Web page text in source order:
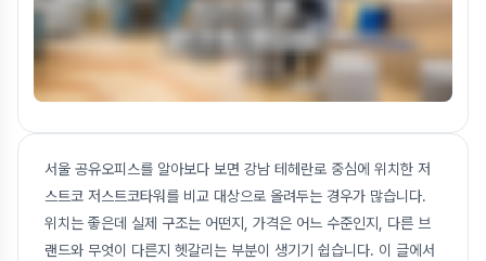
서울 공유오피스를 알아보다 보면 강남 테헤란로 중심에 위치한 저
스트코 저스트코타워를 비교 대상으로 올려두는 경우가 많습니다.
위치는 좋은데 실제 구조는 어떤지, 가격은 어느 수준인지, 다른 브
랜드와 무엇이 다른지 헷갈리는 부분이 생기기 쉽습니다. 이 글에서